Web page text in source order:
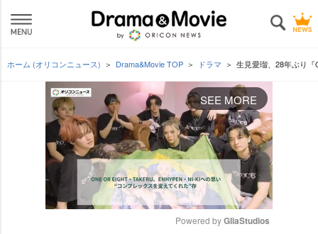
ホーム (オリコンニュース) Drama&Movie TOP ドラマ 生見愛瑠、28年ぶり
SEE MORE
Powered by GliaStudios